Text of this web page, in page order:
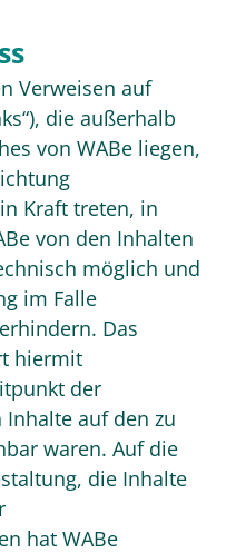
Verweisen auf
die außerhalb
von WABe liegen,
Kraft treten, in
von den Inhalten
möglich und
im Falle
Das
hiermit
der
Inhalte auf den zu
waren. Auf die
die Inhalte
hat WABe